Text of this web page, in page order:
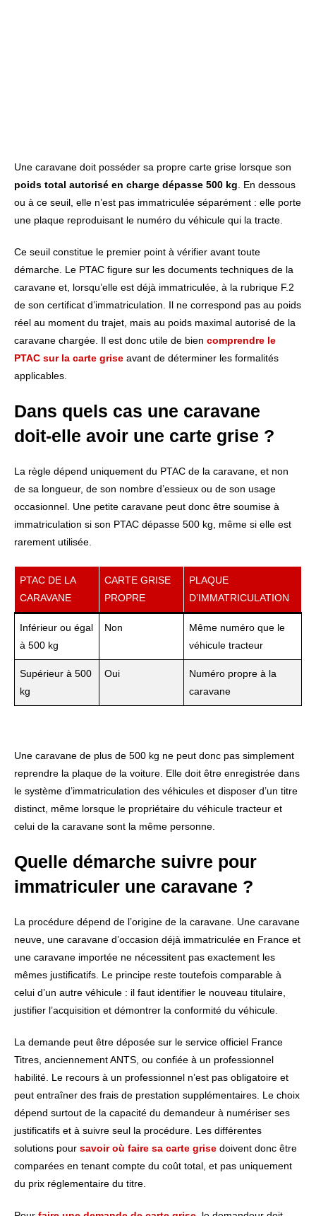
Une caravane doit posséder sa propre carte grise lorsque son
poids total autorisé en charge dépasse 500 kg. En dessous
ou à ce seuil, elle n’est pas immatriculée séparément : elle porte
une plaque reproduisant le numéro du véhicule qui la tracte.
Ce seuil constitue le premier point à vérifier avant toute
démarche. Le PTAC figure sur les documents techniques de la
caravane et, lorsqu’elle est déjà immatriculée, à la rubrique F.2
de son certificat d’immatriculation. Il ne correspond pas au poids
réel au moment du trajet, mais au poids maximal autorisé de la
caravane chargée. Il est donc utile de bien comprendre le
PTAC sur la carte grise avant de déterminer les formalités
applicables.
Dans quels cas une caravane
doit-elle avoir une carte grise ?
La règle dépend uniquement du PTAC de la caravane, et non
de sa longueur, de son nombre d’essieux ou de son usage
occasionnel. Une petite caravane peut donc être soumise à
immatriculation si son PTAC dépasse 500 kg, même si elle est
rarement utilisée.
PTAC DE LA
CARAVANE
CARTE GRISE
PROPRE
PLAQUE
D’IMMATRICULATION
Inférieur ou égal
à 500 kg
Non
Même numéro que le
véhicule tracteur
Supérieur à 500
kg
Oui
Numéro propre à la
caravane
Une caravane de plus de 500 kg ne peut donc pas simplement
reprendre la plaque de la voiture. Elle doit être enregistrée dans
le système d’immatriculation des véhicules et disposer d’un titre
distinct, même lorsque le propriétaire du véhicule tracteur et
celui de la caravane sont la même personne.
Quelle démarche suivre pour
immatriculer une caravane ?
La procédure dépend de l’origine de la caravane. Une caravane
neuve, une caravane d’occasion déjà immatriculée en France et
une caravane importée ne nécessitent pas exactement les
mêmes justificatifs. Le principe reste toutefois comparable à
celui d’un autre véhicule : il faut identifier le nouveau titulaire,
justifier l’acquisition et démontrer la conformité du véhicule.
La demande peut être déposée sur le service officiel France
Titres, anciennement ANTS, ou confiée à un professionnel
habilité. Le recours à un professionnel n’est pas obligatoire et
peut entraîner des frais de prestation supplémentaires. Le choix
dépend surtout de la capacité du demandeur à numériser ses
justificatifs et à suivre seul la procédure. Les différentes
solutions pour savoir où faire sa carte grise doivent donc être
comparées en tenant compte du coût total, et pas uniquement
du prix réglementaire du titre.